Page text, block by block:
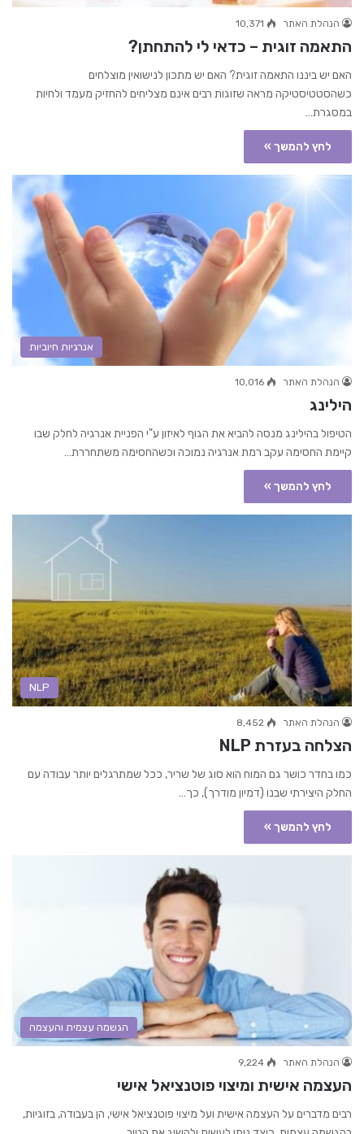
הנהלת האתר 10,371
התאמה זוגית – כדאי לי להתחתן?
האם יש ביננו התאמה זוגית? האם יש מתכון לנישואין מוצלחים
כשהסטטיסטיקה מראה שזוגות רבים אינם מצליחים להחזיק מעמד ולחיות
במסגרת…
לחץ להמשך »
אנרגיות חיוביות
הנהלת האתר 10,016
הילינג
הטיפול בהילינג מנסה להביא את הגוף לאיזון ע"י הפניית אנרגיה לחלק שבו
קיימת החסימה עקב רמת אנרגיה נמוכה וכשהחסימה משתחררת…
לחץ להמשך »
NLP
הנהלת האתר 8,452
הצלחה בעזרת NLP
כמו בחדר כושר גם המוח הוא סוג של שריר, ככל שמתרגלים יותר עבודה עם
החלק היצירתי שבנו (דמיון מודרך), כך…
לחץ להמשך »
הגשמה עצמית והעצמה
הנהלת האתר 9,224
העצמה אישית ומיצוי פוטנציאל אישי
רבים מדברים על העצמה אישית ועל מיצוי פוטנציאל אישי, הן בעבודה, בזוגיות,